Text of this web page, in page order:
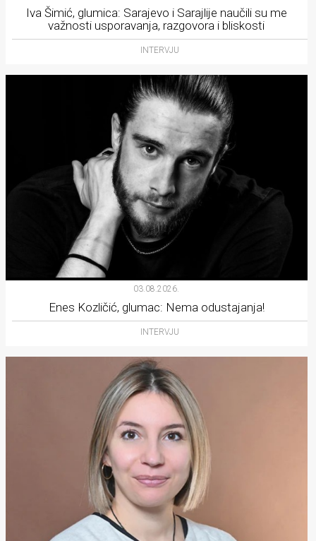
Iva Šimić, glumica: Sarajevo i Sarajlije naučili su me
važnosti usporavanja, razgovora i bliskosti
INTERVJU
03.08.2026.
Enes Kozličić, glumac: Nema odustajanja!
INTERVJU